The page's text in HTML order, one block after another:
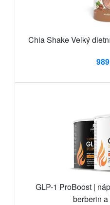
Chia Shake Velký
GLP-1 ProBoost |
berberin